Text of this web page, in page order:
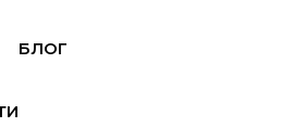
БЛОГ